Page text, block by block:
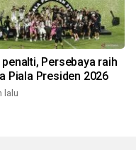
penalti, Persebaya raih
Piala Presiden 2026
lalu